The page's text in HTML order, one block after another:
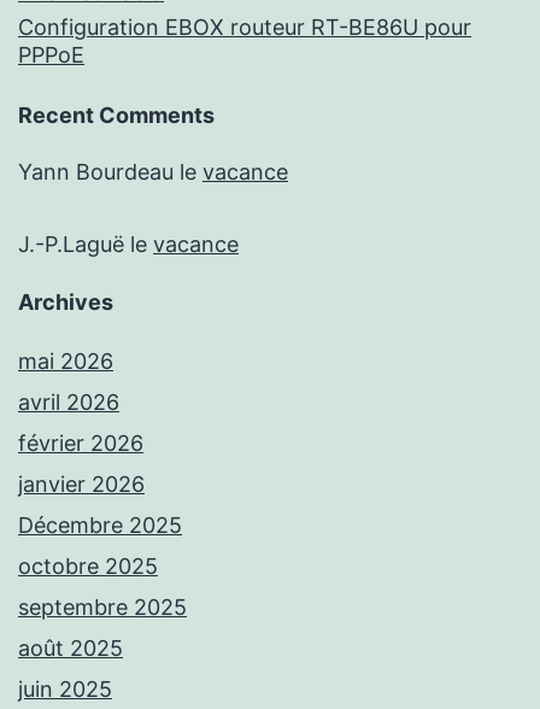
Configuration EBOX routeur RT-BE86U pour
PPPoE
Recent Comments
Yann Bourdeau le vacance
J.-P.Laguë le vacance
Archives
mai 2026
avril 2026
février 2026
janvier 2026
Décembre 2025
octobre 2025
septembre 2025
août 2025
juin 2025